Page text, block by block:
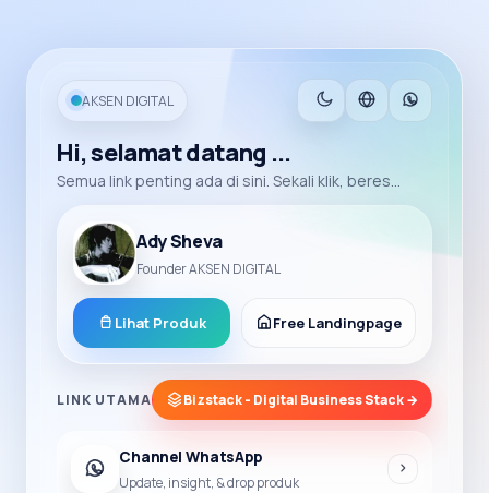
AKSEN DIGITAL
Hi, selamat datang ...
Semua link penting ada di sini. Sekali klik, beres...
Ady Sheva
Founder AKSEN DIGITAL
Lihat Produk Free Landingpage
LINK UTAMA Bizstack - Digital Business Stack →
Channel WhatsApp
Update, insight, & drop produk